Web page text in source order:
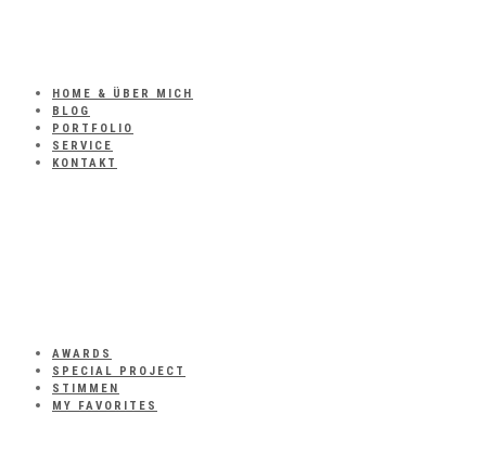
HOME & ÜBER MICH
BLOG
PORTFOLIO
SERVICE
KONTAKT
AWARDS
SPECIAL PROJECT
STIMMEN
MY FAVORITES